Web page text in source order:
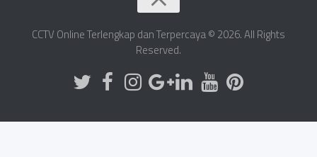
CCTV Online Terlengkap dan Terpercaya © 2026. All Rights
Reserved.